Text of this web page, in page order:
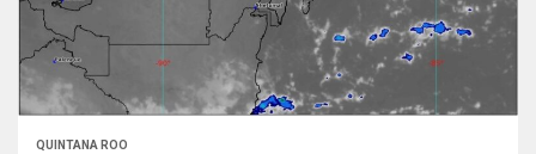
QUINTANA ROO